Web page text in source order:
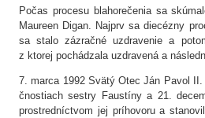
Počas procesu blahorečenia sa
Maureen Digan. Najprv sa diecézny
sa stalo zázračné uzdravenie a
z ktorej pochádzala uzdravená a
7. marca 1992 Svätý Otec Ján Pavol
čnostiach sestry Faustíny a 21.
prostredníctvom jej príhovoru a